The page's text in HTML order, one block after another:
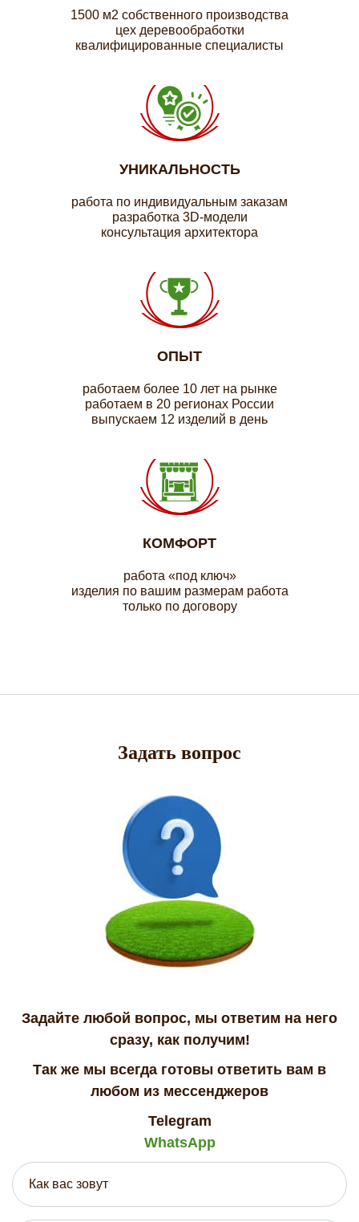
1500 м2 собственного производства
цех деревообработки
квалифицированные специалисты
УНИКАЛЬНОСТЬ
работа по индивидуальным заказам
разработка 3D-модели
консультация архитектора
ОПЫТ
работаем более 10 лет на рынке
работаем в 20 регионах России
выпускаем 12 изделий в день
КОМФОРТ
работа «под ключ»
изделия по вашим размерам работа
только по договору
Задать вопрос
Задайте любой вопрос, мы ответим на него
сразу, как получим!
Так же мы всегда готовы ответить вам в
любом из мессенджеров
Telegram
WhatsApp